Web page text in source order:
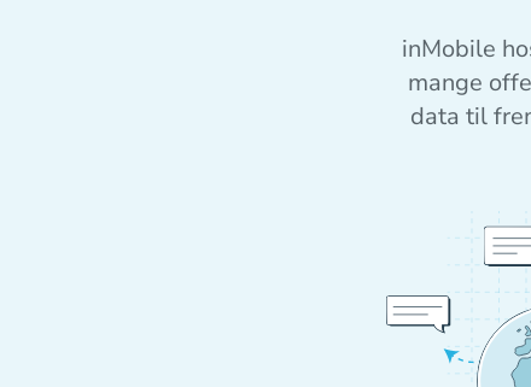
inMobile
mange
data til